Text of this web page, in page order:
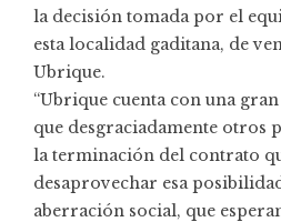
la decisión tomada por el
esta localidad gaditana, de
Ubrique.
“Ubrique cuenta con una
que desgraciadamente otros
la terminación del contrato
desaprovechar esa
aberración social, que